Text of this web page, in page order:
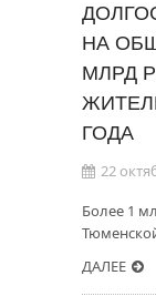
НА
МЛРД
ГОДА
22
Более 1
ДАЛЕЕ